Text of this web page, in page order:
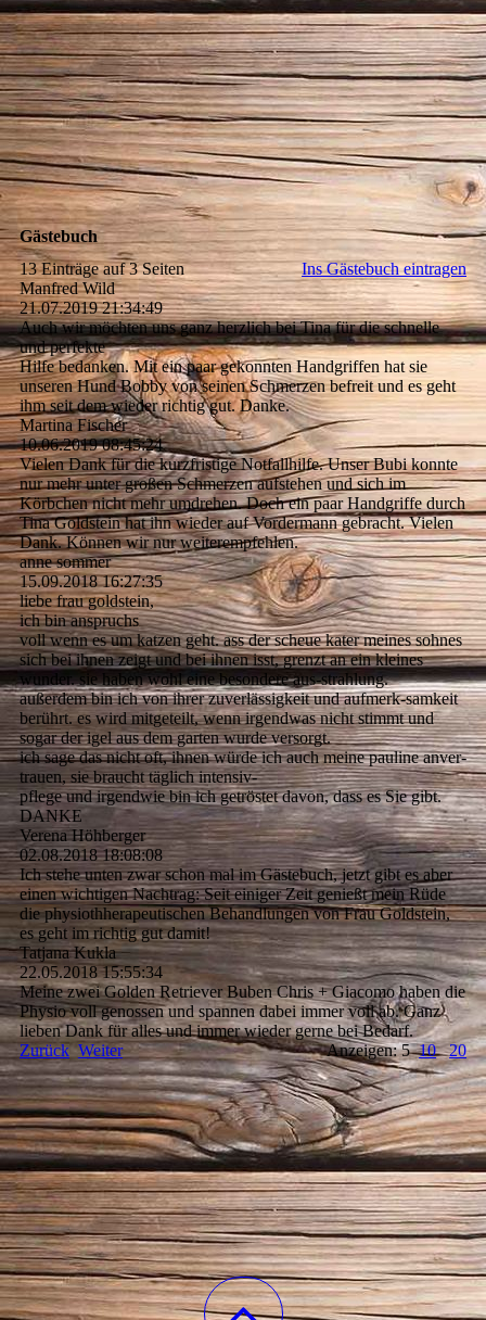
Gästebuch
13 Einträge auf 3 Seiten
Ins Gästebuch eintragen
Manfred Wild
21.07.2019 21:34:49
Auch wir möchten uns ganz herzlich bei Tina für die schnelle
und perfekte
Hilfe bedanken. Mit ein paar gekonnten Handgriffen hat sie
unseren Hund Bobby von seinen Schmerzen befreit und es geht
ihm seit dem wieder richtig gut. Danke.
Martina Fischer
10.06.2019 08:45:24
Vielen Dank für die kurzfristige Notfallhilfe. Unser Bubi konnte
nur mehr unter großen Schmerzen aufstehen und sich im
Körbchen nicht mehr umdrehen. Doch ein paar Handgriffe durch
Tina Goldstein hat ihn wieder auf Vordermann gebracht. Vielen
Dank. Können wir nur weiterempfehlen.
anne sommer
15.09.2018 16:27:35
liebe frau goldstein,
ich bin anspruchs
voll wenn es um katzen geht. ass der scheue kater meines sohnes
sich bei ihnen zeigt und bei ihnen isst, grenzt an ein kleines
wunder. sie haben wohl eine besondere aus-strahlung.
außerdem bin ich von ihrer zuverlässigkeit und aufmerk-samkeit
berührt. es wird mitgeteilt, wenn irgendwas nicht stimmt und
sogar der igel aus dem garten wurde versorgt.
ich sage das nicht oft, ihnen würde ich auch meine pauline anver-
trauen, sie braucht täglich intensiv-
pflege und irgendwie bin ich getröstet davon, dass es Sie gibt.
DANKE
Verena Höhberger
02.08.2018 18:08:08
Ich stehe unten zwar schon mal im Gästebuch, jetzt gibt es aber
einen wichtigen Nachtrag: Seit einiger Zeit genießt mein Rüde
die physiothherapeutischen Behandlungen von Frau Goldstein,
es geht im richtig gut damit!
Tatjana Kukla
22.05.2018 15:55:34
Meine zwei Golden Retriever Buben Chris + Giacomo haben die
Physio voll genossen und spannen dabei immer voll ab. Ganz
lieben Dank für alles und immer wieder gerne bei Bedarf.
Zurück Weiter Anzeigen: 510 20